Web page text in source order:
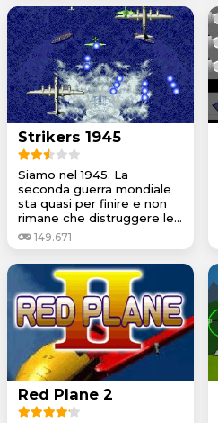
Strikers 1945
Siamo nel 1945. La
seconda guerra mondiale
sta quasi per finire e non
rimane che distruggere le...
149.671
Red Plane 2